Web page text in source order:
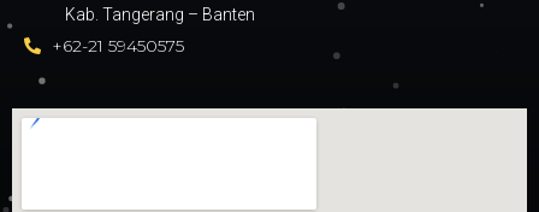
Kab. Tangerang – Banten
+62-21 59450575